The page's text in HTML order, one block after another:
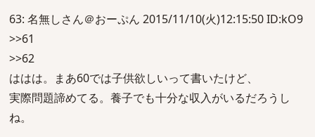
63: 名無しさん＠おーぷん 2015/11/10(火)12:15:50 ID:kO9
>>61
>>62
ははは。まあ60では子供欲しいって書いたけど、
実際問題諦めてる。養子でも十分な収入がいるだろうし
ね。